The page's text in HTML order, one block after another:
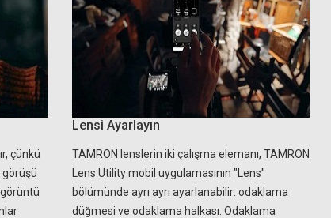
çünkü
görüşü
Lensi Ayarlayın
TAMRON lenslerin iki çalışma elemanı, TAMRON
Lens Utility mobil uygulamasının "Lens"
bölümünde ayrı ayrı ayarlanabilir: odaklama
düğmesi ve odaklama halkası. Odaklama